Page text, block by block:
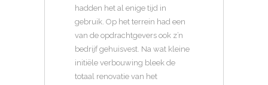
hadden het al enige tijd in
gebruik. Op het terrein had een
van de opdrachtgevers ook z’n
bedrijf gehuisvest. Na wat kleine
initiële verbouwing bleek de
totaal renovatie van het